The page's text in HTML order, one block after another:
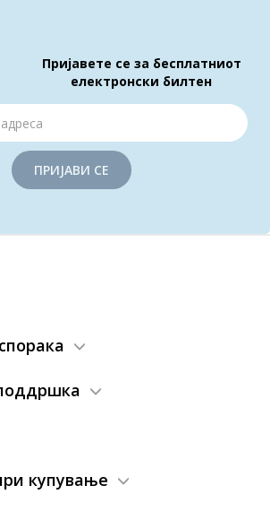
Пријавете се за бесплатниот
електронски билтен
ПРИЈАВИ СЕ
купување